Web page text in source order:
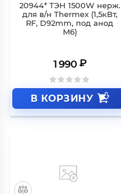
20944* ТЭН 1500W нерж.
для в/н Thermex (1,5кВт,
RF, D92mm, под анод
M6)
1 990 ₽
В КОРЗИНУ